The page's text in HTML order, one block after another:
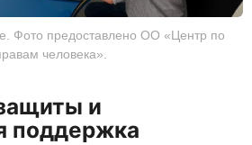
Фото предоставлено ОО «Центр по
человека».
и
поддержка